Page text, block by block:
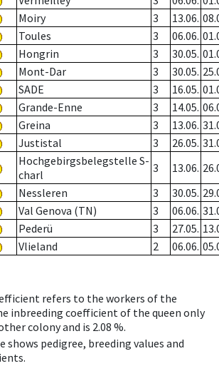
Moiry 3 13.06.
Toules 3 06.06.
Hongrin 3 30.05.
Mont-Dar 3 30.05.
SADE 3 16.05.
Grande-Enne 3 14.05.
Greina 3 13.06.
Justistal 3 26.05.
Hochgebirgsbelegstelle S-
charl
3 13.06.
Nessleren 3 30.05.
Val Genova (TN) 3 06.06.
Pederü 3 27.05.
Vlieland 2 06.06.
refers to the workers of the
inbreeding coefficient of the queen only
colony and is 2.08 %.
shows pedigree, breeding values and